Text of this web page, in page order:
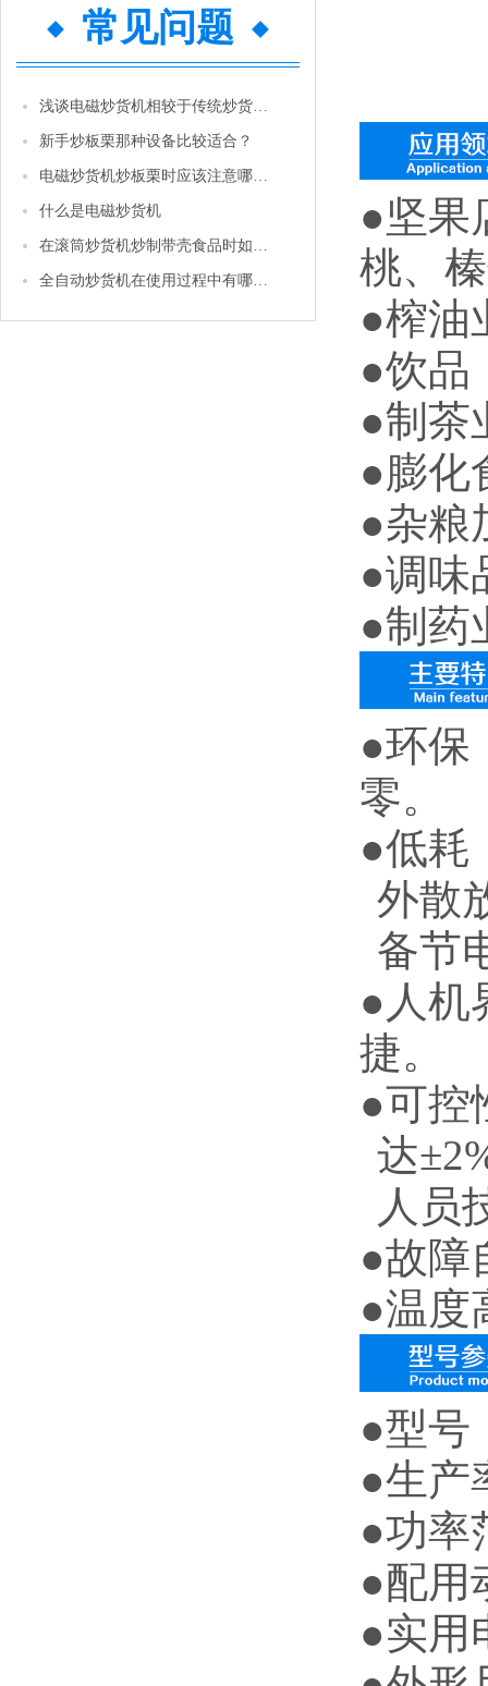
常见问题
浅谈电磁炒货机相较于传统炒货机的优势
新手炒板栗那种设备比较适合？
电磁炒货机炒板栗时应该注意哪些问题
什么是电磁炒货机
在滚筒炒货机炒制带壳食品时如花生等，怎样才能使它的卖相更好
全自动炒货机在使用过程中有哪些注意事项
●坚果
桃、
●榨油
●饮品
●制茶
●膨化
●杂粮
●调味
●制药
●环保
零。
●低耗
外散
备节
● 人机
捷。
●可控
达
人员
●故障
●温度
●型号
●生产
●功率
●配用
●实用